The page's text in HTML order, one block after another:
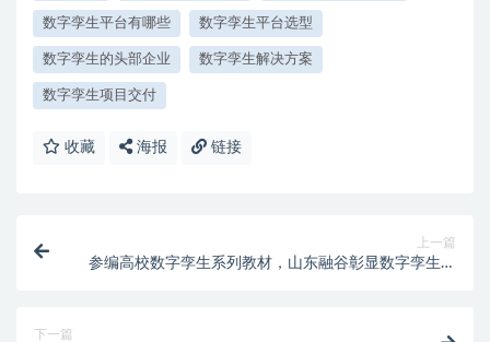
数字孪生平台有哪些 数字孪生平台选型
数字孪生的头部企业 数字孪生解决方案
数字孪生项目交付
收藏 海报 链接
上一篇
参编高校数字孪生系列教材，山东融谷彰显数字孪生技
下一篇